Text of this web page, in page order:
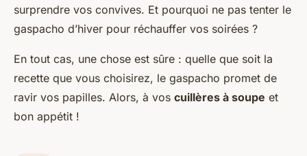
surprendre vos convives. Et pourquoi ne pas tenter le
gaspacho d’hiver pour réchauffer vos soirées ?
En tout cas, une chose est sûre : quelle que soit la
recette que vous choisirez, le gaspacho promet de
ravir vos papilles. Alors, à vos cuillères à soupe et
bon appétit !